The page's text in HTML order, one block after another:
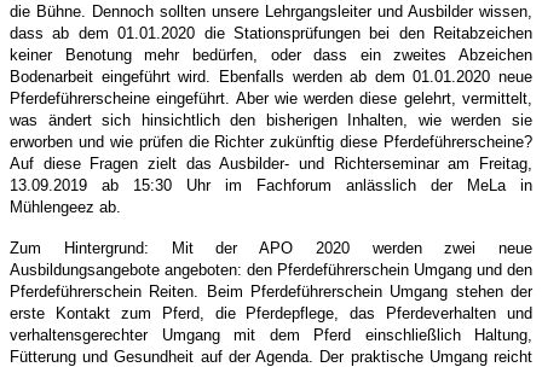
die Bühne. Dennoch sollten unsere Lehrgangsleiter und Ausbilder wissen,
dass ab dem 01.01.2020 die Stationsprüfungen bei den Reitabzeichen
keiner Benotung mehr bedürfen, oder dass ein zweites Abzeichen
Bodenarbeit eingeführt wird. Ebenfalls werden ab dem 01.01.2020 neue
Pferdeführerscheine eingeführt. Aber wie werden diese gelehrt, vermittelt,
was ändert sich hinsichtlich den bisherigen Inhalten, wie werden sie
erworben und wie prüfen die Richter zukünftig diese Pferdeführerscheine?
Auf diese Fragen zielt das Ausbilder- und Richterseminar am Freitag,
13.09.2019 ab 15:30 Uhr im Fachforum anlässlich der MeLa in
Mühlengeez ab.
Zum Hintergrund: Mit der APO 2020 werden zwei neue
Ausbildungsangebote angeboten: den Pferdeführerschein Umgang und den
Pferdeführerschein Reiten. Beim Pferdeführerschein Umgang stehen der
erste Kontakt zum Pferd, die Pferdepflege, das Pferdeverhalten und
verhaltensgerechter Umgang mit dem Pferd einschließlich Haltung,
Fütterung und Gesundheit auf der Agenda. Der praktische Umgang reicht